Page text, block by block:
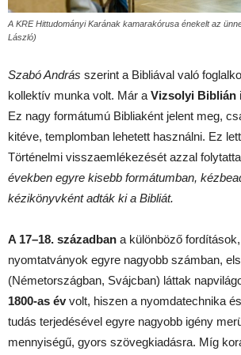
A KRE Hittudományi Karának kamarakórusa énekelt az
László)
Szabó András szerint a Bibliával való
kollektív munka volt. Már a Vizsolyi Biblián
Ez nagy formátumú Bibliaként jelent meg,
kitéve, templomban lehetett használni. Ez
Történelmi visszaemlékezését azzal
években egyre kisebb formátumban,
kézikönyvként adták ki a Bibliát.
A 17–18. században a különböző
nyomtatványok egyre nagyobb számban,
(Németországban, Svájcban) láttak
1800-as évvolt, hiszen a nyomdatechnika
tudás terjedésével egyre nagyobb igény
mennyiségű, gyors szövegkiadásra. Míg